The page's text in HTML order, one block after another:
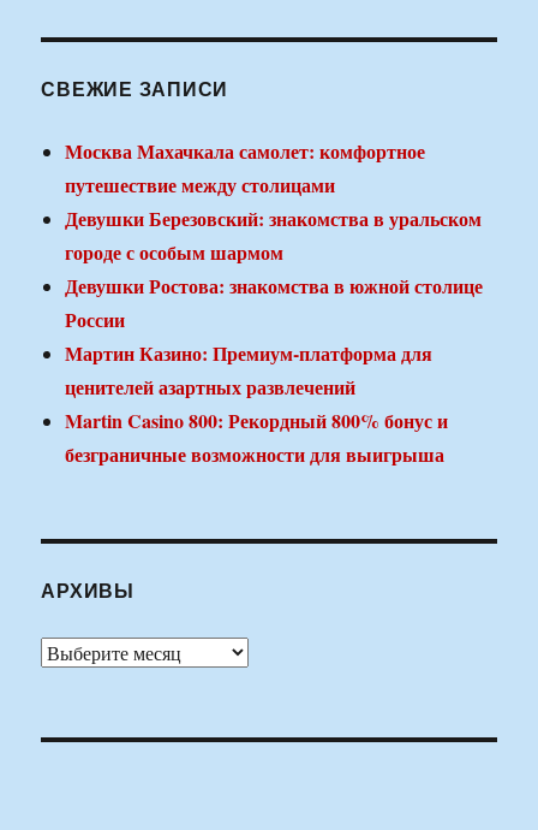
СВЕЖИЕ ЗАПИСИ
Москва Махачкала самолет: комфортное
путешествие между столицами
Девушки Березовский: знакомства в уральском
городе с особым шармом
Девушки Ростова: знакомства в южной столице
России
Мартин Казино: Премиум-платформа для
ценителей азартных развлечений
Martin Casino 800: Рекордный 800% бонус и
безграничные возможности для выигрыша
АРХИВЫ
Архивы